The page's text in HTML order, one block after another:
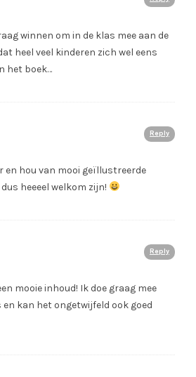
winnen om in de klas mee aan de
heel veel kinderen zich wel eens
het boek…
Reply
en hou van mooi geïllustreerde
heeeel welkom zijn!
Reply
mooie inhoud! Ik doe graag mee
kan het ongetwijfeld ook goed